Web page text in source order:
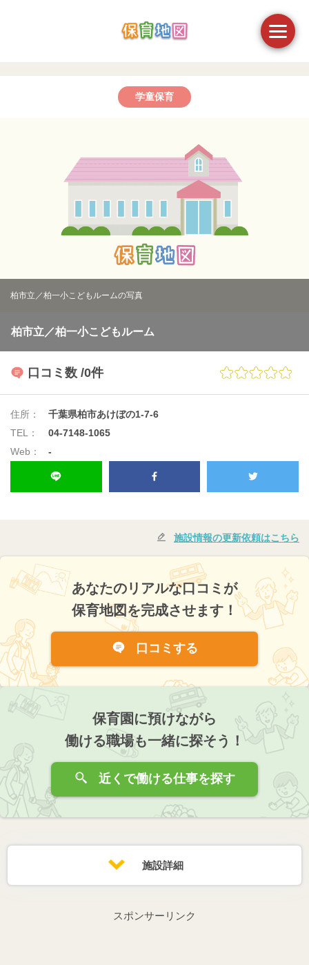
学童保育
柏市立／柏一小こどもルームの写真
柏市立／柏一小こどもルーム
口コミ数 /0件
住所：
千葉県柏市あけぼの1-7-6
TEL：
04-7148-1065
Web：
-
施設情報の更新依頼はこちら
あなたのリアルな口コミが
保育地図を完成させます！
口コミする
保育園に預けながら
働ける職場も一緒に探そう！
近くで働ける仕事を探す
施設詳細
スポンサーリンク